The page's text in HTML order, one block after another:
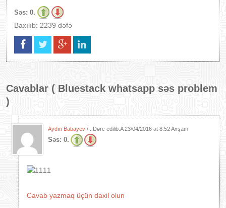
Səs: 0.
Baxılıb: 2239 dəfə
Cavablar ( Bluestack whatsapp səs problem
)
Aydın Babayev / . Dərc edilib:A23/04/2016 at 8:52 Axşam
Səs: 0.
Cavab yazmaq üçün daxil olun